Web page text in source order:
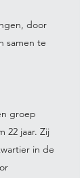
door
samen te
groep
22 jaar. Zij
in de